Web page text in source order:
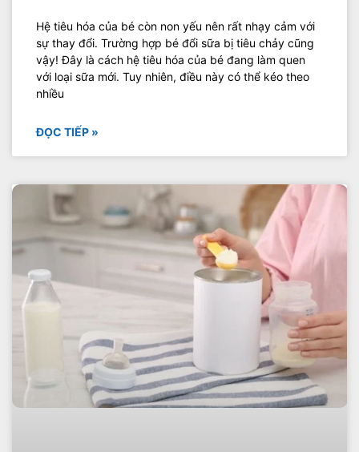
Hệ tiêu hóa của bé còn non yếu nên rất nhạy cảm với
sự thay đổi. Trường hợp bé đổi sữa bị tiêu chảy cũng
vậy! Đây là cách hệ tiêu hóa của bé đang làm quen
với loại sữa mới. Tuy nhiên, điều này có thể kéo theo
nhiều
ĐỌC TIẾP »